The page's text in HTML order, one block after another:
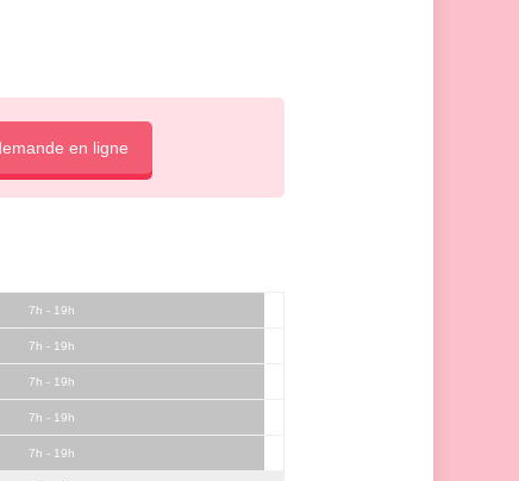
en ligne
7h - 19h
7h - 19h
7h - 19h
7h - 19h
7h - 19h